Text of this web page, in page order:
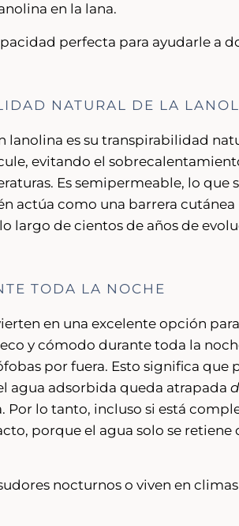
en la lana.
perfecta para ayudarle a
NATURAL DE LA
lanolina es su transpirabilidad
evitando el
Es semipermeable, lo que
actúa como una barrera cutánea
largo de cientos de años de
TODA LA NOCHE
en una excelente opción
y cómodo durante toda la
por fuera. Esto significa que
agua adsorbida queda atrapada
Por lo tanto, incluso si está
porque el agua solo se retiene
nocturnos o viven en climas